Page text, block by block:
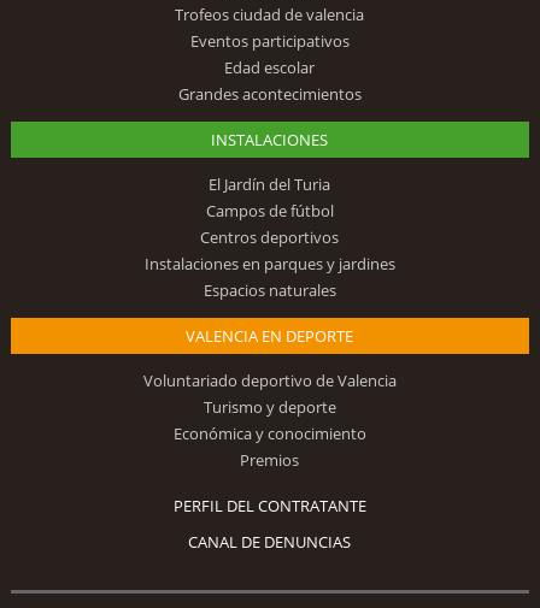
Trofeos ciudad de valencia
Eventos participativos
Edad escolar
Grandes acontecimientos
INSTALACIONES
El Jardín del Turia
Campos de fútbol
Centros deportivos
Instalaciones en parques y jardines
Espacios naturales
VALENCIA EN DEPORTE
Voluntariado deportivo de Valencia
Turismo y deporte
Económica y conocimiento
Premios
PERFIL DEL CONTRATANTE
CANAL DE DENUNCIAS